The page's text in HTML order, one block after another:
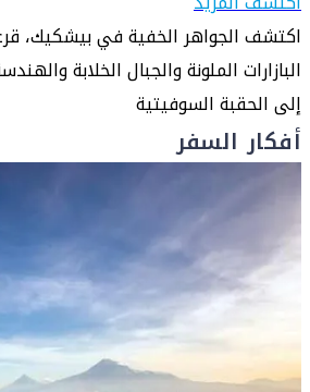
اكتشف الجواهر الخفية في بيشكيك،
البازارات الملونة والجبال الخلابة
إلى الحقبة السوفيتية
أفكار السفر